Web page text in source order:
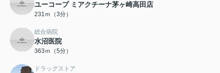
ユーコープ ミアクチーナ茅ヶ崎高田店
231ｍ（3分）
総合病院
水沼医院
363ｍ（5分）
ドラッグストア